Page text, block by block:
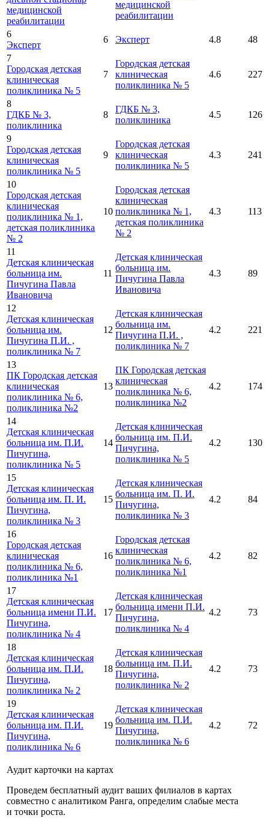
медицинской
реабилитации
медицинской
реабилитации
6
Эксперт
6 Эксперт 4.8
48
7
Городская детская
клиническая
поликлиника № 5
7
Городская детская
клиническая
поликлиника № 5
4.6 227
8
ГДКБ № 3,
поликлиника
8
ГДКБ № 3,
поликлиника
4.5 126
9
Городская детская
клиническая
поликлиника № 5
9
Городская детская
клиническая
поликлиника № 5
4.3 241
10
Городская детская
клиническая
поликлиника № 1,
детская поликлиника
№ 2
10
Городская детская
клиническая
поликлиника № 1,
детская поликлиника
№ 2
4.3 113
11
Детская клиническая
больница им.
Пичугина Павла
Ивановича
11
Детская клиническая
больница им.
Пичугина Павла
Ивановича
4.3 89
12
Детская клиническая
больница им.
Пичугина П.И. ,
поликлиника № 7
12
Детская клиническая
больница им.
Пичугина П.И. ,
поликлиника № 7
4.2 221
13
ПК Городская детская
клиническая
поликлиника № 6,
поликлиника №2
13
ПК Городская детская
клиническая
поликлиника № 6,
поликлиника №2
4.2 174
14
Детская клиническая
больница им. П.И.
Пичугина,
поликлиника № 5
14
Детская клиническая
больница им. П.И.
Пичугина,
поликлиника № 5
4.2 130
15
Детская клиническая
больница им. П. И.
Пичугина,
поликлиника № 3
15
Детская клиническая
больница им. П. И.
Пичугина,
поликлиника № 3
4.2 84
16
Городская детская
клиническая
поликлиника № 6,
поликлиника №1
16
Городская детская
клиническая
поликлиника № 6,
поликлиника №1
4.2 82
17
Детская клиническая
больница имени П.И.
Пичугина,
поликлиника № 4
17
Детская клиническая
больница имени П.И.
Пичугина,
поликлиника № 4
4.2 73
18
Детская клиническая
больница им. П.И.
Пичугина,
поликлиника № 2
18
Детская клиническая
больница им. П.И.
Пичугина,
поликлиника № 2
4.2 73
19
Детская клиническая
больница им. П.И.
Пичугина,
поликлиника № 6
19
Детская клиническая
больница им. П.И.
Пичугина,
поликлиника № 6
4.2 72
Аудит карточки на картах
Проведем бесплатный аудит ваших филиалов в картах
совместно с аналитиком Ранга, определим слабые места
и точки роста.